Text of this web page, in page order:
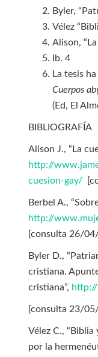
Byler,
Vélez
Alison,
Ib. 4
La tesis
Cuerpos
(Ed, El
BIBLIOGRAFÍA
Alison J., “La
http://
cuesion-gay/
Berbel A.,
http://
[consulta 26/
Byler D.,
cristiana.
cristiana”,
[consulta 23/
Vélez C.,
por la